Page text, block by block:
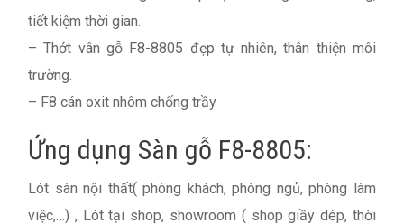
tiết kiệm thời gian.
– Thớt vân gỗ F8-8805 đẹp tự nhiên, thân thiện môi
trường.
– F8 cán oxit nhôm chống trầy
Ứng dụng Sàn gỗ F8-8805:
Lót sàn nội thất( phòng khách, phòng ngủ, phòng làm
việc,…) , Lót tại shop, showroom ( shop giầy dép, thời